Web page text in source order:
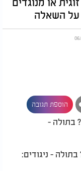
על השאלה
הוספת תגובה
בתולה -
- ניגודים: